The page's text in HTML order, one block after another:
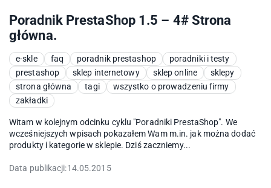
Poradnik PrestaShop 1.5 – 4# Strona
główna.
e-skle faq poradnik prestashop
poradniki i testy
prestashop
sklep internetowy sklep online
sklepy
strona główna
tagi
wszystko o prowadzeniu firmy
zakładki
Witam w kolejnym odcinku cyklu "Poradniki PrestaShop". We
wcześniejszych wpisach pokazałem Wam m.in. jak można dodać
produkty i kategorie w sklepie. Dziś zaczniemy...
Data publikacji:14.05.2015